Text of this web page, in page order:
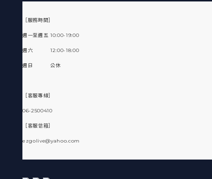
［服務時間］
週一至週五 10:00-19:00
週六 12:00-18:00
週日 公休
［客服專線］
06-2500410
［客服信箱］
ezgolive@yahoo.com